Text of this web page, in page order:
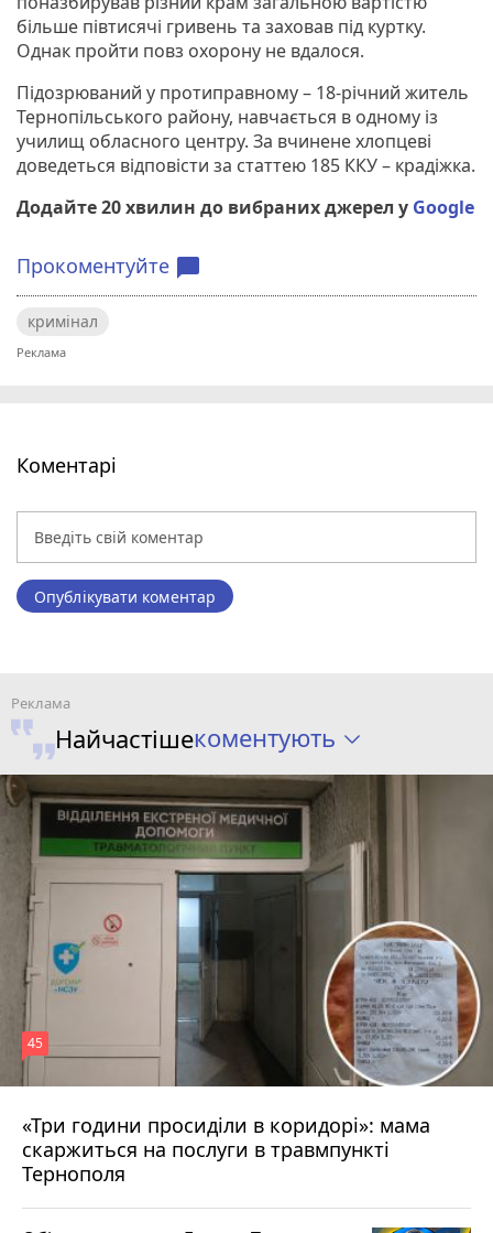
більше півтисячі гривень та заховав під куртку.
Однак пройти повз охорону не вдалося.
Підозрюваний у протиправному – 18-річний житель
Тернопільського району, навчається в одному із
училищ обласного центру. За вчинене хлопцеві
доведеться відповісти за статтею 185 ККУ – крадіжка.
Додайте 20 хвилин до вибраних джерел у Google
Прокоментуйте chat_bubble
кримінал
Коментарі
Опублікувати коментар
Найчастішекоментують
«Три години просиділи в коридорі»: мама
скаржиться на послуги в травмпункті
Тернополя
45
Вчора о 13:05